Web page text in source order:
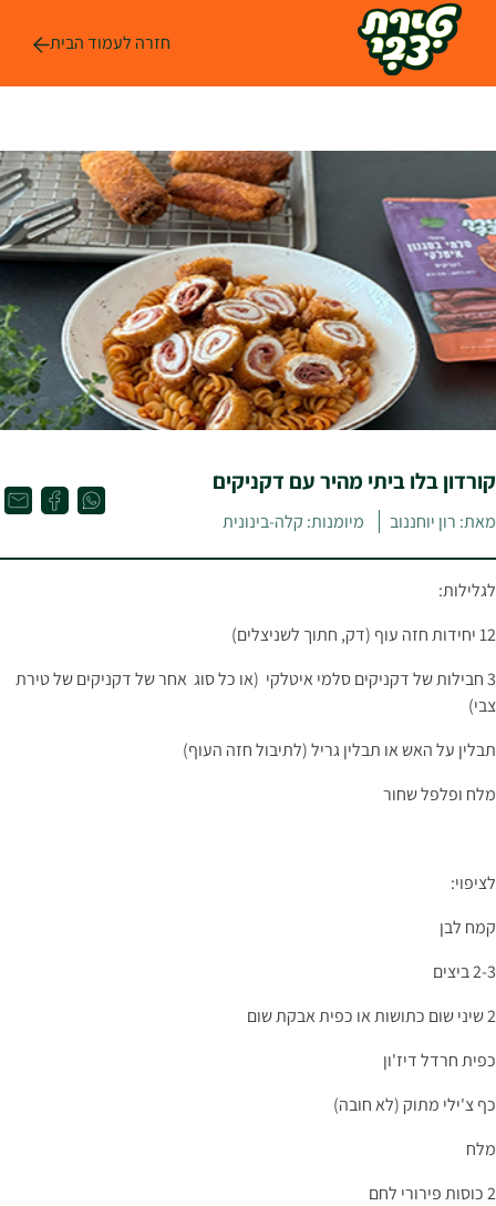
חזרה לעמוד הבית
קורדון בלו ביתי מהיר עם דקניקים
מאת: רון יוחננוב מיומנות: קלה-בינונית
לגלילות:
12 יחידות חזה עוף (דק, חתוך לשניצלים)
3 חבילות של דקניקים סלמי איטלקי (או כל סוג אחר של דקניקים של טירת
צבי)
תבלין על האש או תבלין גריל (לתיבול חזה העוף)
מלח ופלפל שחור
לציפוי:
קמח לבן
2-3 ביצים
2 שיני שום כתושות או כפית אבקת שום
כפית חרדל דיז'ון
כף צ'ילי מתוק (לא חובה)
מלח
2 כוסות פירורי לחם